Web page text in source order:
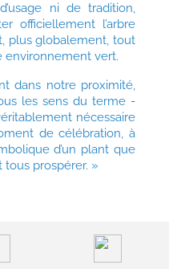
ni de tradition,
officiellement l’arbre
plus globalement, tout
environnement vert.
dans notre proximité,
les sens du terme -
nécessaire
de célébration, à
d’un plant que
prospérer. »